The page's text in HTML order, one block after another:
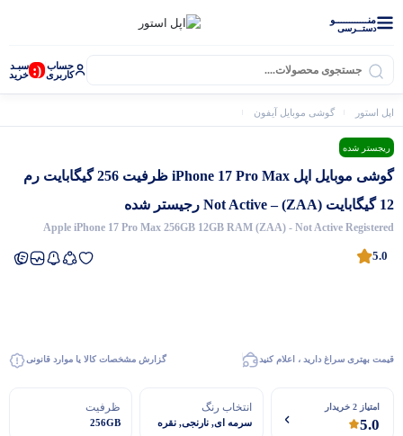
منــــــــــــو
دستــرسی
حساب
کاربری (: سبـد
خرید
اپل استور گوشی موبایل آیفون
ریجستر شده
گوشی موبایل اپل iPhone 17 Pro Max ظرفیت 256 گیگابایت رم
12 گیگابایت (ZAA) – Not Active رجیستر شده
Apple iPhone 17 Pro Max 256GB 12GB RAM (ZAA) - Not Active Registered
5.0
قیمت بهتری سراغ دارید ، اعلام کنید گزارش مشخصات کالا یا موارد قانونی
امتیاز 2 خریدار
5.0
انتخاب رنگ
سرمه ای, نارنجی, نقره
ظرفیت
256GB